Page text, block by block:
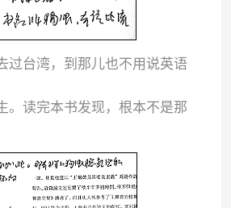
过台湾，到那儿也不用说英语
。读完本书发现，根本不是那